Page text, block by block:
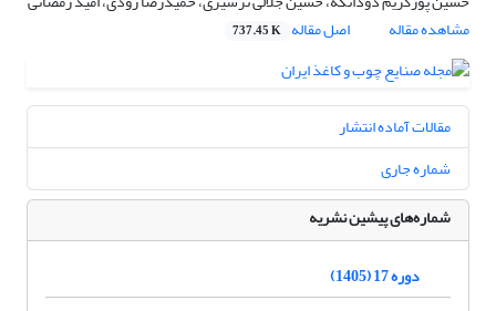
مشاهده مقاله
اصل مقاله 737.45 K
مقالات آماده انتشار
شماره جاری
شماره‌های پیشین نشریه
دوره 17 (1405)